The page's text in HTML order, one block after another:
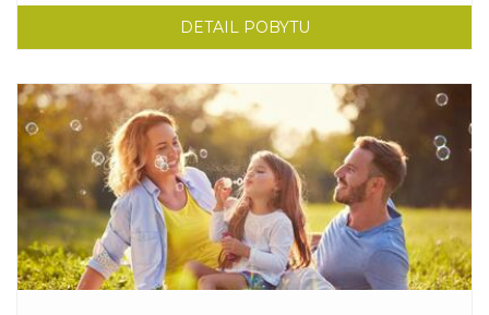
DETAIL POBYTU